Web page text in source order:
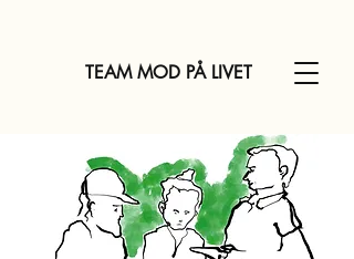
TEAM MOD PÅ LIVET